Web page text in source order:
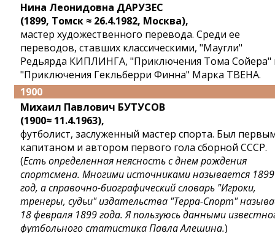
Нина Леонидовна ДАРУЗЕС
(1899, Томск ≈ 26.4.1982, Москва),
мастер художественного перевода. Среди ее
переводов, ставших классическими, "Маугли"
Редьярда КИПЛИНГА, "Приключения Тома Сойера"
"Приключения Гекльберри Финна" Марка ТВЕНА.
1900
Михаил Павлович БУТУСОВ
(1900≈ 11.4.1963),
футболист, заслуженный мастер спорта. Был
капитаном и автором первого гола сборной СССР.
(Есть определенная неясность с днем рождения
спортсмена. Многими источниками называется 1899
год, а справочно-биографический словарь "Игроки,
тренеры, судьи" издательства "Терра-Спорт"
18 февраля 1899 года. Я пользуюсь данными
футбольного статистика Павла Алешина.)